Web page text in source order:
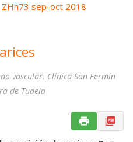
ZHn73 sep-oct 2018
vascular. Clínica San Fermín
de Tudela